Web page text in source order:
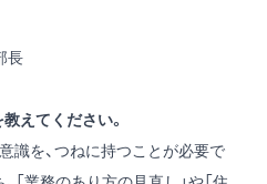
長
えてください。
を、つねに持つことが必要で